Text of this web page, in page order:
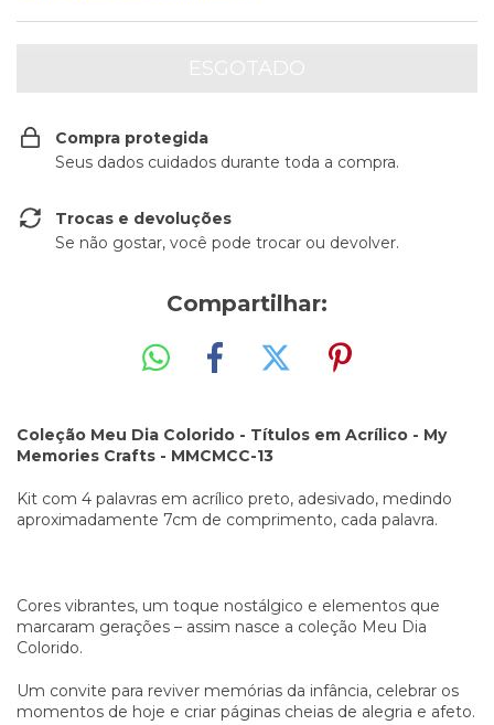
Compra protegida
Seus dados cuidados durante toda a compra.
Trocas e devoluções
Se não gostar, você pode trocar ou devolver.
Compartilhar:
Coleção Meu Dia Colorido - Títulos em Acrílico - My
Memories Crafts - MMCMCC-13
Kit com 4 palavras em acrílico preto, adesivado, medindo
aproximadamente 7cm de comprimento, cada palavra.
Cores vibrantes, um toque nostálgico e elementos que
marcaram gerações – assim nasce a coleção Meu Dia
Colorido.
Um convite para reviver memórias da infância, celebrar os
momentos de hoje e criar páginas cheias de alegria e afeto.